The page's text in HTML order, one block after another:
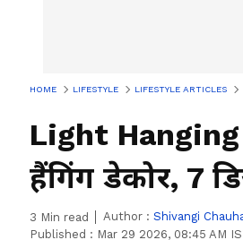
HOME LIFESTYLE LIFESTYLE ARTICLES
Light
हैंगिंग डेकोर, 7
3 Min read Author : Shivangi
Published : Mar 29 2026, 08:45 AM